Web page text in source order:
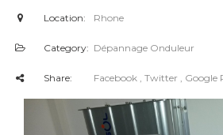
Location: Rhone
Category: Dépannage Onduleur
Share: Facebook , Twitter , Google